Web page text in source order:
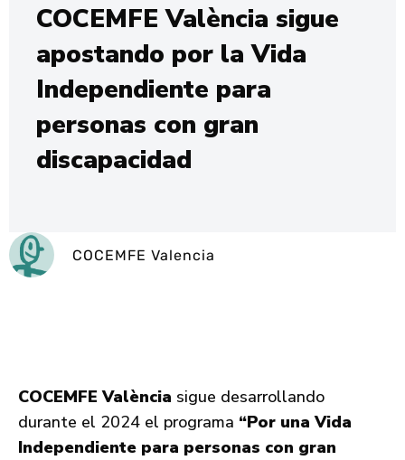
COCEMFE València sigue
apostando por la Vida
Independiente para
personas con gran
discapacidad
COCEMFE Valencia
COCEMFE València sigue desarrollando
durante el 2024 el programa “Por una Vida
Independiente para personas con gran